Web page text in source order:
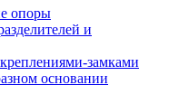
опоры
и
замками
основании